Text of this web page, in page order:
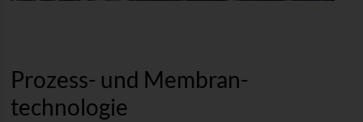
Prozess- und Membran­
technologie